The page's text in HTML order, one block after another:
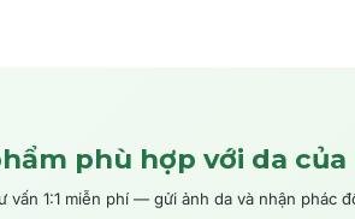
phù hợp với da của
vấn 1:1 miễn phí — gửi ảnh da và nhận phác